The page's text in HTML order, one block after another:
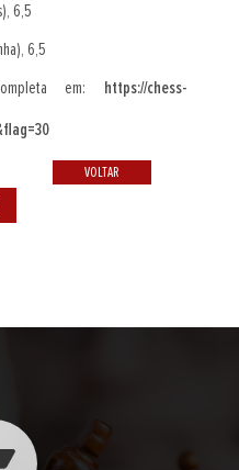
6,5
6,5
em: https://chess-
VOLTAR